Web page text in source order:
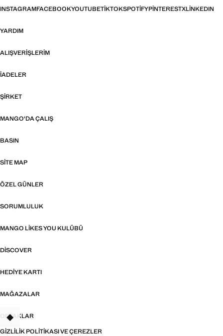
INSTAGRAMFACEBOOKYOUTUBETIKTOKSPOTIFYPINTERESTXLINKEDIN
YARDIM
ALIŞVERIŞLERIM
İADELER
ŞIRKET
MANGO'DA ÇALIŞ
BASIN
SITE MAP
ÖZEL GÜNLER
SORUMLULUK
MANGO LIKES YOU KULÜBÜ
DISCOVER
HEDIYE KARTI
MAĞAZALAR
ORTAKLAR
GIZLILIK POLITIKASI VE ÇEREZLER